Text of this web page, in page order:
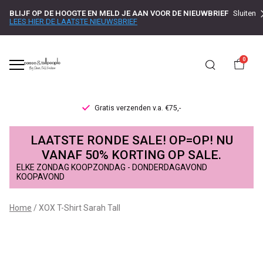
BLIJF OP DE HOOGTE EN MELD JE AAN VOOR DE NIEUWBRIEF
LEES HIER DE LAATSTE NIEUWSBRIEF
Sluiten
0
Gratis verzenden v.a. €75,-
XOX
T-
Shirt
Sarah
LAATSTE RONDE SALE! OP=OP! NU
VANAF 50% KORTING OP SALE.
ELKE ZONDAG KOOPZONDAG - DONDERDAGAVOND
KOOPAVOND
Home XOX T-Shirt Sarah Tall